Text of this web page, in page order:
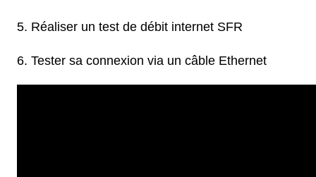
Réaliser un test de débit internet SFR
Tester sa connexion via un câble Ethernet